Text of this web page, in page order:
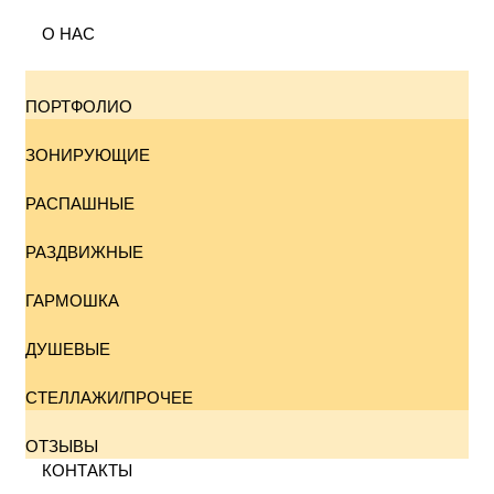
О НАС
ПОРТФОЛИО
ЗОНИРУЮЩИЕ
РАСПАШНЫЕ
РАЗДВИЖНЫЕ
ГАРМОШКА
ДУШЕВЫЕ
СТЕЛЛАЖИ/ПРОЧЕЕ
ОТЗЫВЫ
КОНТАКТЫ